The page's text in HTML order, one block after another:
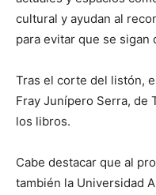
cultural y ayudan al
para evitar que se sigan
Tras el corte del listón,
Fray Junípero Serra, de
los libros.
Cabe destacar que al
también la Universidad